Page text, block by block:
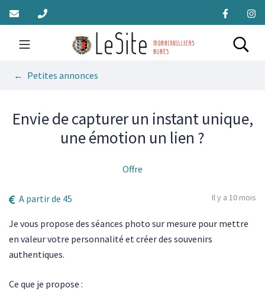
Aller
au
contenu
Site officiel de la Mairie
Petites annonces
Envie de capturer un instant unique,
une émotion un lien ?
Offre
A partir de 45 Il y a 10 mois
Je vous propose des séances photo sur mesure pour mettre
en valeur votre personnalité et créer des souvenirs
authentiques.
Ce que je propose :